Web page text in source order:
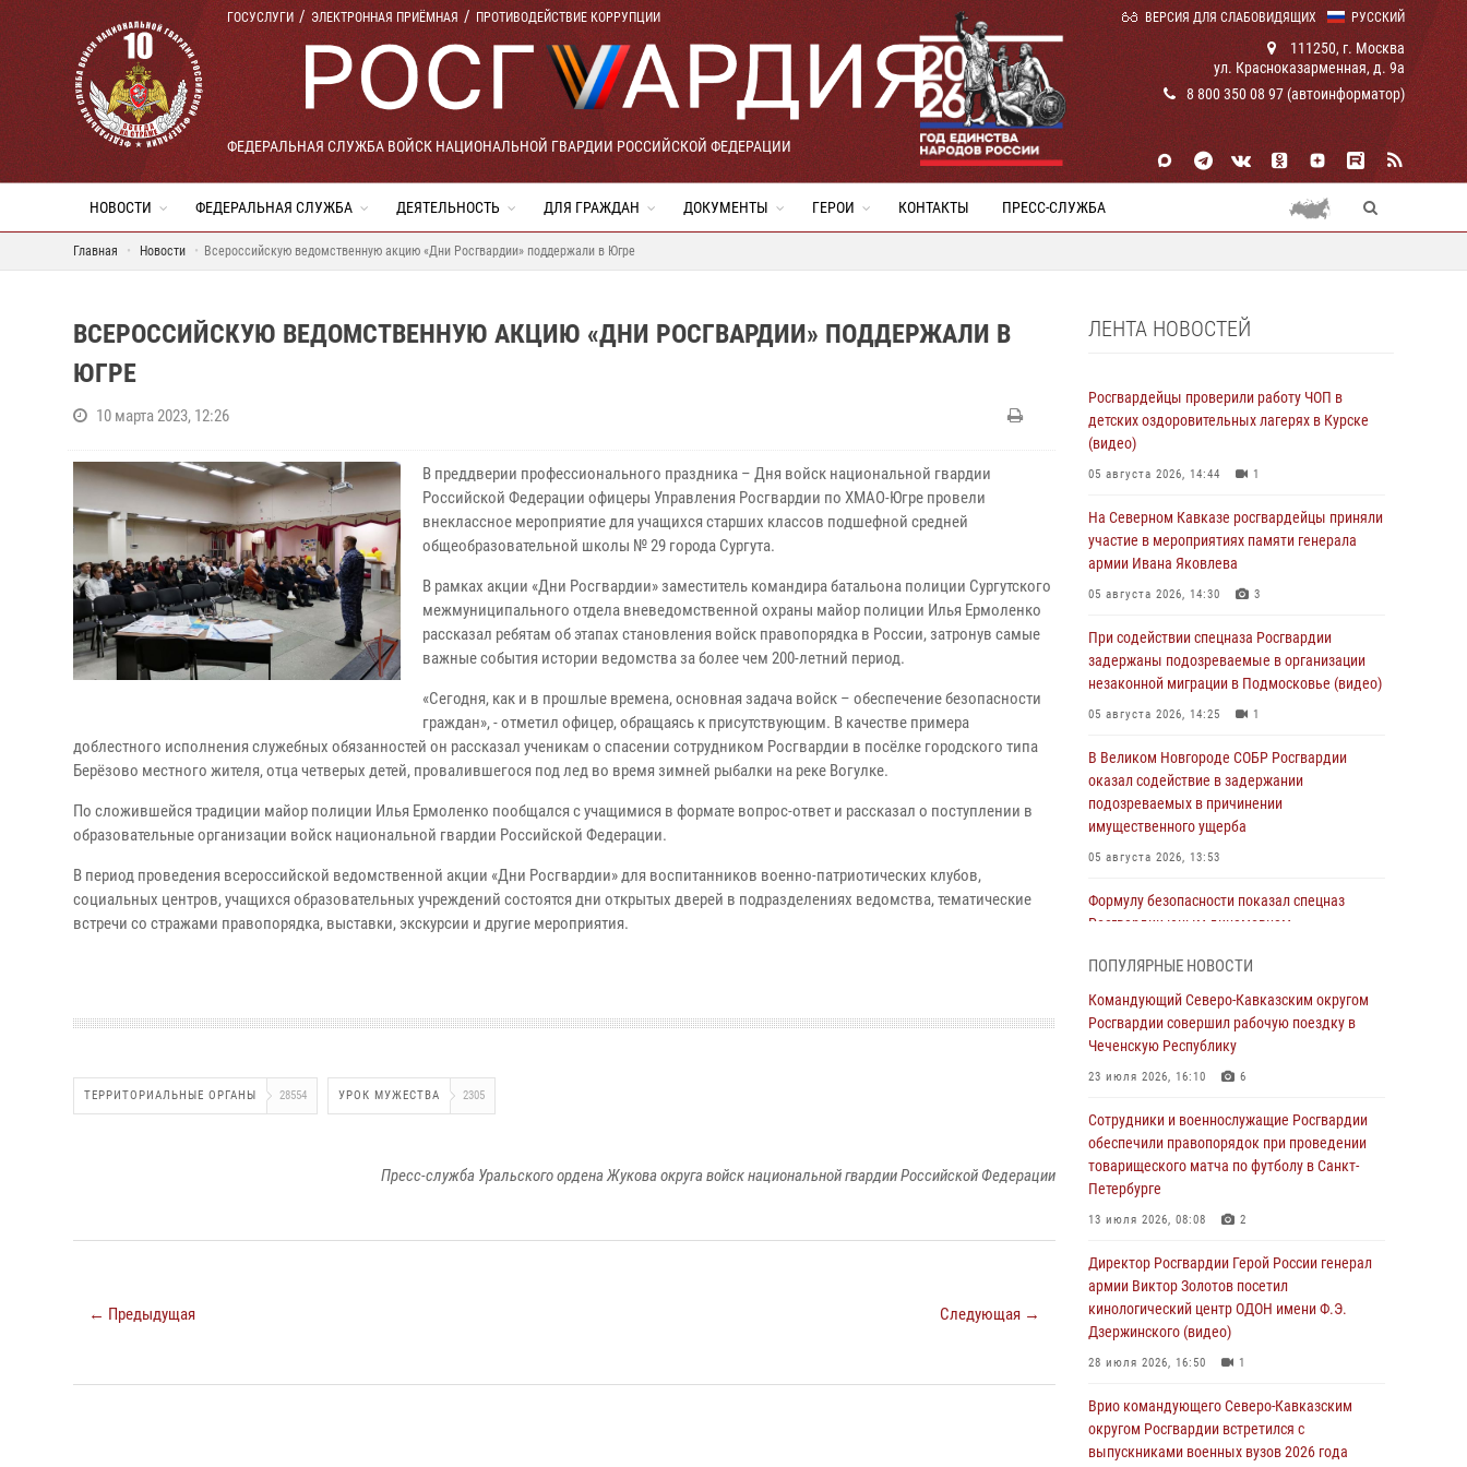
РУССКИЙ
ГОСУСЛУГИ ЭЛЕКТРОННАЯ ПРИЁМНАЯ ПРОТИВОДЕЙСТВИЕ КОРРУПЦИИ ВЕРСИЯ ДЛЯ СЛАБОВИДЯЩИХ
ФЕДЕРАЛЬНАЯ СЛУЖБА ВОЙСК НАЦИОНАЛЬНОЙ ГВАРДИИ РОССИЙСКОЙ ФЕДЕРАЦИИ
111250, г. Москва
ул. Красноказарменная, д. 9а
8 800 350 08 97 (автоинформатор)
НОВОСТИ ФЕДЕРАЛЬНАЯ СЛУЖБА ДЕЯТЕЛЬНОСТЬ ДЛЯ ГРАЖДАН ДОКУМЕНТЫ ГЕРОИ КОНТАКТЫ ПРЕСС-СЛУЖБА
Главная Новости Всероссийскую ведомственную акцию «Дни Росгвардии» поддержали в Югре
ВСЕРОССИЙСКУЮ ВЕДОМСТВЕННУЮ АКЦИЮ «ДНИ РОСГВАРДИИ» ПОДДЕРЖАЛИ В
ЮГРЕ
10 марта 2023, 12:26
В преддверии профессионального праздника – Дня войск национальной гвардии
Российской Федерации офицеры Управления Росгвардии по ХМАО-Югре провели
внеклассное мероприятие для учащихся старших классов подшефной средней
общеобразовательной школы № 29 города Сургута.
В рамках акции «Дни Росгвардии» заместитель командира батальона полиции Сургутского
межмуниципального отдела вневедомственной охраны майор полиции Илья Ермоленко
рассказал ребятам об этапах становления войск правопорядка в России, затронув самые
важные события истории ведомства за более чем 200-летний период.
«Сегодня, как и в прошлые времена, основная задача войск – обеспечение безопасности
граждан», - отметил офицер, обращаясь к присутствующим. В качестве примера
доблестного исполнения служебных обязанностей он рассказал ученикам о спасении сотрудником Росгвардии в посёлке городского типа
Берёзово местного жителя, отца четверых детей, провалившегося под лед во время зимней рыбалки на реке Вогулке.
По сложившейся традиции майор полиции Илья Ермоленко пообщался с учащимися в формате вопрос-ответ и рассказал о поступлении в
образовательные организации войск национальной гвардии Российской Федерации.
В период проведения всероссийской ведомственной акции «Дни Росгвардии» для воспитанников военно-патриотических клубов,
социальных центров, учащихся образовательных учреждений состоятся дни открытых дверей в подразделениях ведомства, тематические
встречи со стражами правопорядка, выставки, экскурсии и другие мероприятия.
ТЕРРИТОРИАЛЬНЫЕ ОРГАНЫ 28554 УРОК МУЖЕСТВА 2305
Пресс-служба Уральского ордена Жукова округа войск национальной гвардии Российской Федерации
← Предыдущая Следующая →
ЛЕНТА НОВОСТЕЙ
Росгвардейцы проверили работу ЧОП в
детских оздоровительных лагерях в Курске
(видео)
05 августа 2026, 14:44 1
На Северном Кавказе росгвардейцы приняли
участие в мероприятиях памяти генерала
армии Ивана Яковлева
05 августа 2026, 14:30 3
При содействии спецназа Росгвардии
задержаны подозреваемые в организации
незаконной миграции в Подмосковье (видео)
05 августа 2026, 14:25 1
В Великом Новгороде СОБР Росгвардии
оказал содействие в задержании
подозреваемых в причинении
имущественного ущерба
05 августа 2026, 13:53
Формулу безопасности показал спецназ
Росгвардии юным динамовцам
В столице росгвардейцы задержали мужчину,
устроившего дебош в букмекерской конторе
В Удмуртии при силовой поддержке спецназа
Росгвардии задержаны подозреваемые в
мошенничестве под видом оказания
оздоровительных услуг (видео)
В Москве дети сотрудников и
военнослужащих Росгвардии посетили
мастер-класс по художественной гимнастике
05 августа 2026, 13:00
Офицеры Росгвардии и ветераны войск
правопорядка почтили память генерала
армии Ивана Кирилловича Яковлева
ПОПУЛЯРНЫЕ НОВОСТИ
Командующий Северо-Кавказским округом
Росгвардии совершил рабочую поездку в
Чеченскую Республику
23 июля 2026, 16:10 6
Сотрудники и военнослужащие Росгвардии
обеспечили правопорядок при проведении
товарищеского матча по футболу в Санкт-
Петербурге
13 июля 2026, 08:08 2
Директор Росгвардии Герой России генерал
армии Виктор Золотов посетил
кинологический центр ОДОН имени Ф.Э.
Дзержинского (видео)
28 июля 2026, 16:50 1
Врио командующего Северо-Кавказским
округом Росгвардии встретился с
выпускниками военных вузов 2026 года